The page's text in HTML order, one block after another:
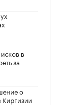
в
за
о
Киргизии